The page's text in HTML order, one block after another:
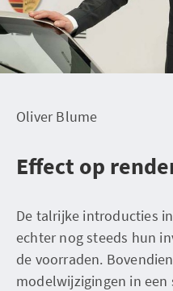
Oliver Blume
Effect op
De talrijke introducties
echter nog steeds hun
de voorraden.
modelwijzigingen in